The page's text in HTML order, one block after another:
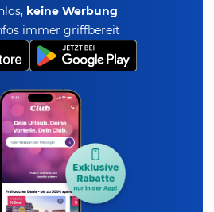
keine Werbung
immer griffbereit